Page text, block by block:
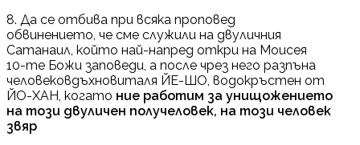
8. Да се отбива при всяка проповед
обвинението, че сме служили на двуличния
Сатанаил, който най-напред откри на Моисея
10-те Божи заповеди, а после чрез него разпъна
человековдъхновиталя ЙЕ-ШО, водокръстен от
ЙО-ХАН, когато ние работим за унищожението
на този двуличен получеловек, на този человек
звяр